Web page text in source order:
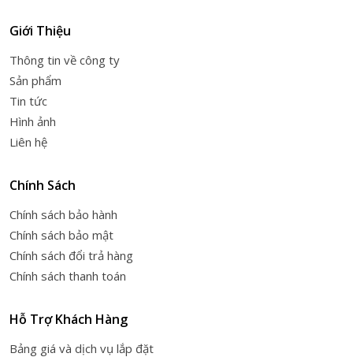
Giới Thiệu
Thông tin về công ty
Sản phẩm
Tin tức
Hình ảnh
Liên hệ
Chính Sách
Chính sách bảo hành
Chính sách bảo mật
Chính sách đổi trả hàng
Chính sách thanh toán
Hỗ Trợ Khách Hàng
Bảng giá và dịch vụ lắp đặt